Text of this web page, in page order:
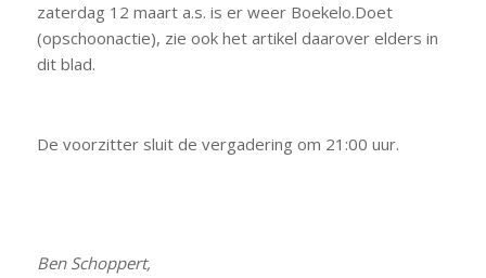
zaterdag 12 maart a.s. is er weer Boekelo.Doet
(opschoonactie), zie ook het artikel daarover elders in
dit blad.
De voorzitter sluit de vergadering om 21:00 uur.
Ben Schoppert,